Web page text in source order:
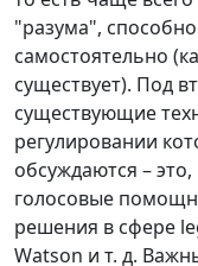
"разума",
самостоятельно
существует). Под
существующие
регулировании
обсуждаются –
голосовые
решения в сфере
Watson и т. д.